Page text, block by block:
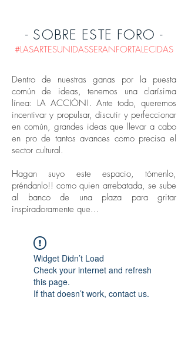
- SOBRE ESTE FORO -
#LASARTESUNIDASSERANFORTALECIDAS
Dentro de nuestras ganas por la puesta
común de ideas, tenemos una clarísima
línea: LA ACCIÓN!. Ante todo, queremos
incentivar y propulsar, discutir y perfeccionar
en común, grandes ideas que llevar a cabo
en pro de tantos avances como precisa el
sector cultural.
Hagan suyo este espacio, tómenlo,
préndanlo!! como quien arrebatada, se sube
al banco de una plaza para gritar
inspiradoramente que...
Widget Didn’t Load
Check your internet and refresh
this page.
If that doesn’t work, contact us.